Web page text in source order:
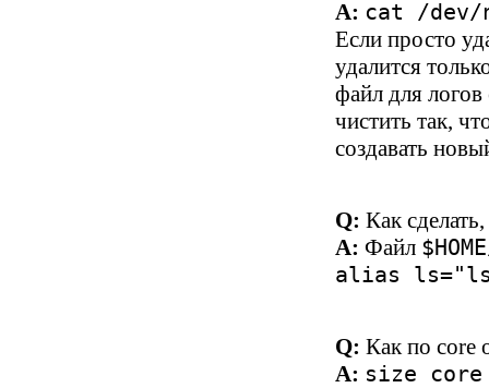
A: cat /
Eсли просто
удалится
файл для
чистить так,
создавать
Q:Как
A:Файл
alias
Q:Как по core
A: size core